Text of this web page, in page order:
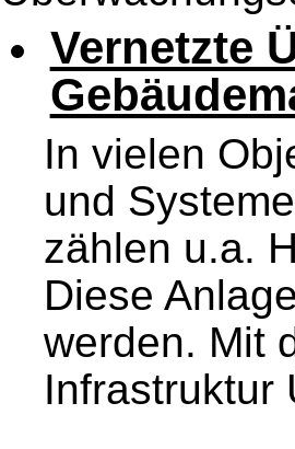
Vernetzte
In vielen
und
zählen u.a.
Diese
werden. Mit
Infrastruktur